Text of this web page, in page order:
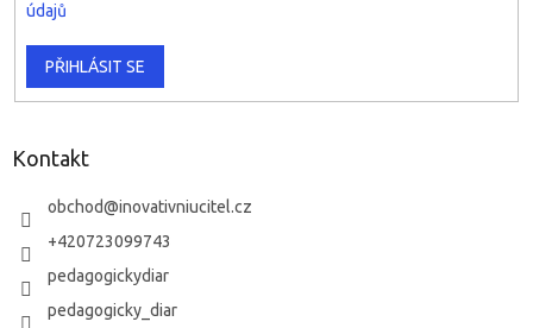
údajů
PŘIHLÁSIT SE
Kontakt
obchod@inovativniucitel.cz
+420723099743
pedagogickydiar
pedagogicky_diar